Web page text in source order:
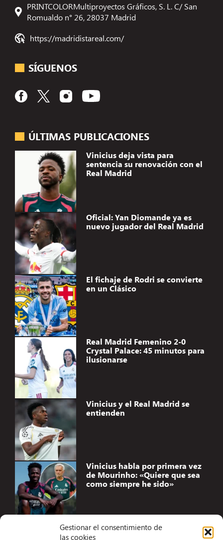
Gestionar el consentimiento de
las cookies
ÚLTIMAS PUBLICACIONES
Vinicius deja vista para
sentencia su renovación con el
Real Madrid
Oficial: Yan Diomande ya es
nuevo jugador del Real Madrid
El fichaje de Rodri se convierte
en un Clásico
Real Madrid Femenino 2-0
Crystal Palace: 45 minutos para
ilusionarse
Vinicius y el Real Madrid se
entienden
Vinicius habla por primera vez
de Mourinho: «Quiere que sea
como siempre he sido»
PRINTCOLORMultiproyectos Gráficos, S. L. C/ San
Romualdo n° 26, 28037 Madrid
https://madridistareal.com/
SÍGUENOS